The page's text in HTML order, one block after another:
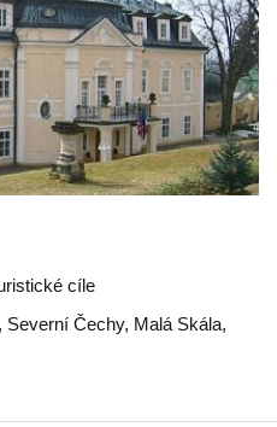
cíle
, Severní Čechy, Malá Skála,